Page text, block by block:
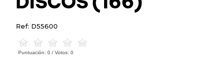
Ref: D55600
Puntuación: 0 / Votos: 0